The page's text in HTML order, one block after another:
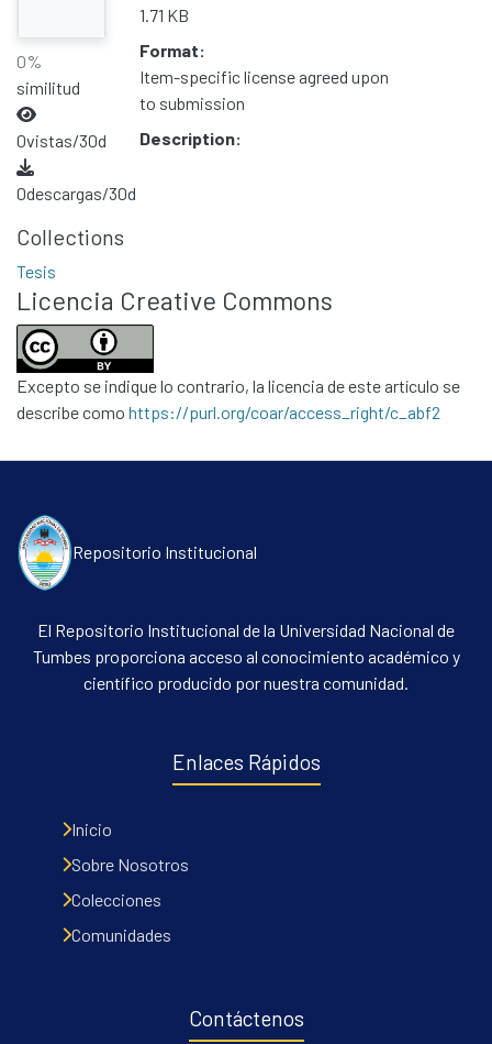
0%
similitud
0vistas/30d
0descargas/30d
1.71 KB
Format:
Item-specific license agreed upon
to submission
Description:
Collections
Tesis
Licencia Creative Commons
Excepto se indique lo contrario, la licencia de este artículo se
describe como https://purl.org/coar/access_right/c_abf2
Repositorio Institucional
El Repositorio Institucional de la Universidad Nacional de
Tumbes proporciona acceso al conocimiento académico y
científico producido por nuestra comunidad.
Enlaces Rápidos
Inicio
Sobre Nosotros
Colecciones
Comunidades
Contáctenos